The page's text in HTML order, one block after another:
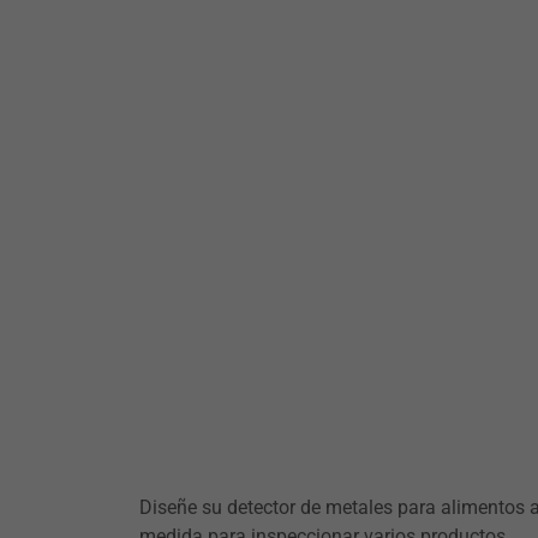
Diseñe su detector de metales para alimentos